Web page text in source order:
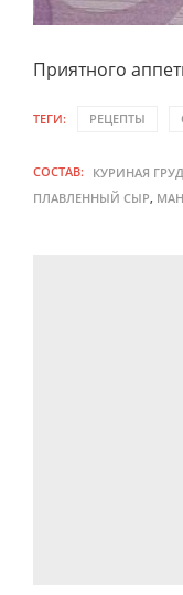
Приятного
ТЕГИ: РЕЦЕПТЫ
СОСТАВ: КУРИНАЯ
ПЛАВЛЕННЫЙ СЫР,